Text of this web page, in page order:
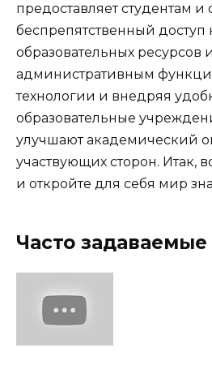
предоставляет студентам и
беспрепятственный доступ
образовательных ресурсов и
административным
технологии и внедряя
образовательные
улучшают академический
участвующих сторон. Итак,
и откройте для себя мир
Часто